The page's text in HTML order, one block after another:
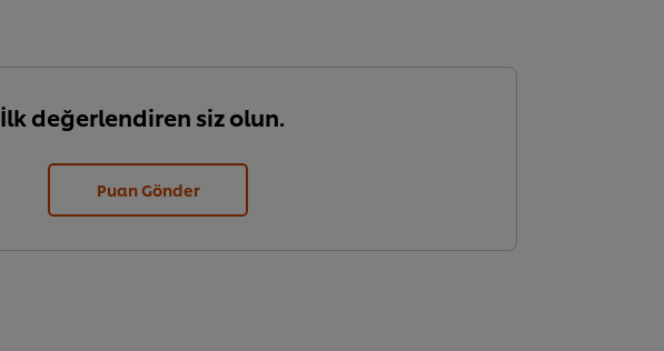
İlk değerlendiren siz olun.
Puan Gönder